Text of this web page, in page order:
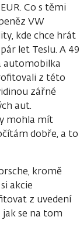
Co s těmi
VW
kde chce hrát
let Teslu. A 49
automobilka
z této
zářné
aut.
mohla mít
dobře, a to
kromě
akcie
z uvedení
jak se na tom